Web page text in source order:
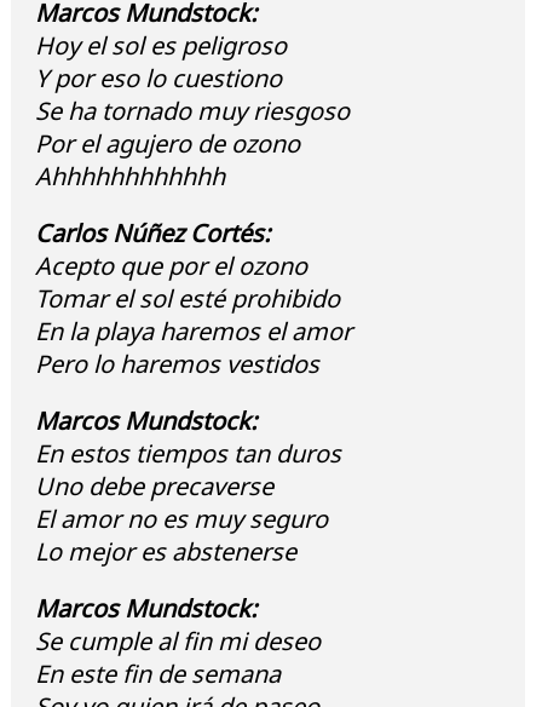
Marcos Mundstock:
Hoy el sol es peligroso
Y por eso lo cuestiono
Se ha tornado muy riesgoso
Por el agujero de ozono
Ahhhhhhhhhhhh
Carlos Núñez Cortés:
Acepto que por el ozono
Tomar el sol esté prohibido
En la playa haremos el amor
Pero lo haremos vestidos
Marcos Mundstock:
En estos tiempos tan duros
Uno debe precaverse
El amor no es muy seguro
Lo mejor es abstenerse
Marcos Mundstock:
Se cumple al fin mi deseo
En este fin de semana